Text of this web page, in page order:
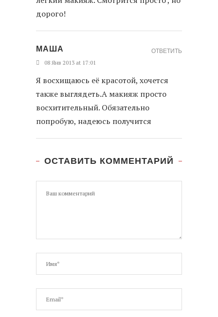
дорого!
МАША
08 Янв 2013 at 17:01
Я восхищаюсь её красотой, хочется
также выглядеть.А макияж просто
восхитительный. Обязательно
попробую, надеюсь получится
ОТВЕТИТЬ
ОСТАВИТЬ КОММЕНТАРИЙ